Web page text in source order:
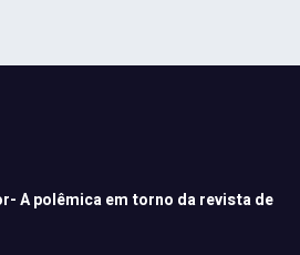
A polêmica em torno da revista de